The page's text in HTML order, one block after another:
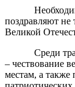
Необходимо
поздравляют
Великой
Среди
– чествование
местам, а также